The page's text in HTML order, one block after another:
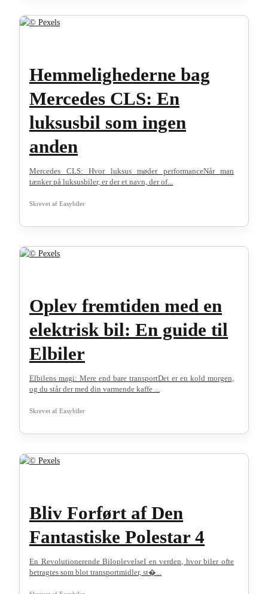
Hemmelighederne bag
Mercedes CLS: En
luksusbil som ingen
anden
Mercedes CLS: Hvor luksus møder performanceNår man
tænker på luksusbiler, er der et navn, der of...
Skrevet af Easybiler
Oplev fremtiden med en
elektrisk bil: En guide til
Elbiler
Elbilens magi: Mere end bare transportDet er en kold morgen,
og du står der med din varmende kaffe ...
Skrevet af Easybiler
Bliv Forført af Den
Fantastiske Polestar 4
En Revolutionerende BiloplevelseI en verden, hvor biler ofte
betragtes som blot transportmidler, st�...